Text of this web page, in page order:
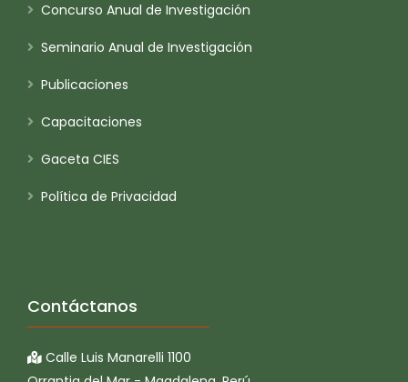
Concurso Anual de Investigación
Seminario Anual de Investigación
Publicaciones
Capacitaciones
Gaceta CIES
Política de Privacidad
Contáctanos
Calle Luis Manarelli 1100